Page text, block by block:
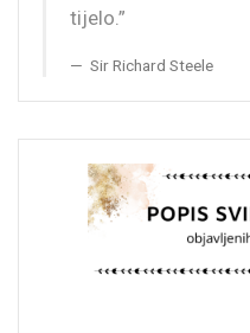
tijelo.”
Sir Richard Steele